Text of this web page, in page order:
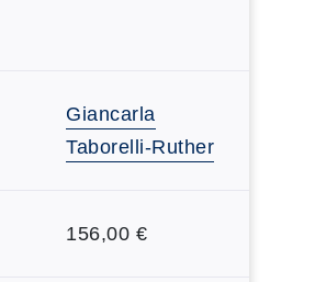
Giancarla
Taborelli-Ruther
156,00 €